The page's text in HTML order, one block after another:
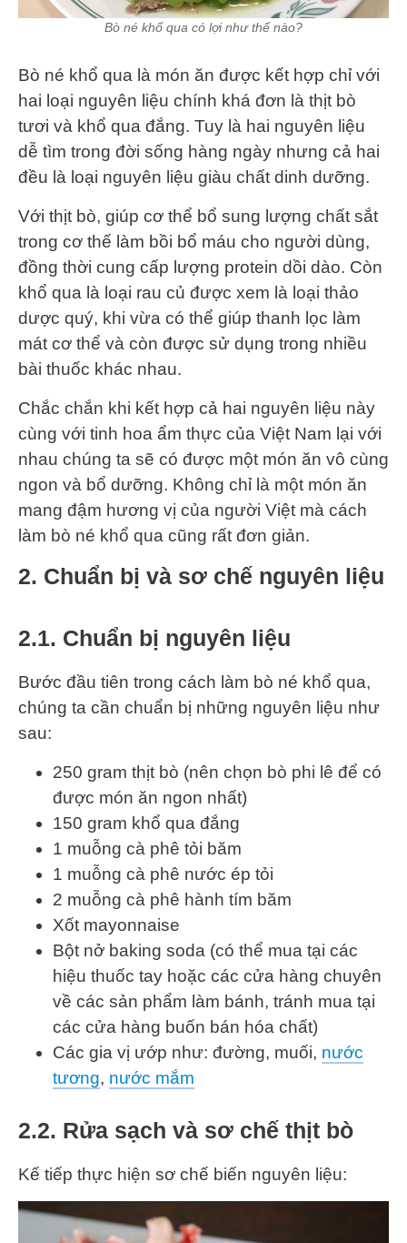
Bò né khổ qua có lợi như thế nào?
Bò né khổ qua là món ăn được kết hợp chỉ với
hai loại nguyên liệu chính khá đơn là thịt bò
tươi và khổ qua đắng. Tuy là hai nguyên liệu
dễ tìm trong đời sống hàng ngày nhưng cả hai
đều là loại nguyên liệu giàu chất dinh dưỡng.
Với thịt bò, giúp cơ thể bổ sung lượng chất sắt
trong cơ thế làm bồi bổ máu cho người dùng,
đồng thời cung cấp lượng protein dồi dào. Còn
khổ qua là loại rau củ được xem là loại thảo
dược quý, khi vừa có thể giúp thanh lọc làm
mát cơ thể và còn được sử dụng trong nhiều
bài thuốc khác nhau.
Chắc chắn khi kết hợp cả hai nguyên liệu này
cùng với tinh hoa ẩm thực của Việt Nam lại với
nhau chúng ta sẽ có được một món ăn vô cùng
ngon và bổ dưỡng. Không chỉ là một món ăn
mang đậm hương vị của người Việt mà cách
làm bò né khổ qua cũng rất đơn giản.
2. Chuẩn bị và sơ chế nguyên liệu
2.1. Chuẩn bị nguyên liệu
Bước đầu tiên trong cách làm bò né khổ qua,
chúng ta cần chuẩn bị những nguyên liệu như
sau:
250 gram thịt bò (nên chọn bò phi lê để có
được món ăn ngon nhất)
150 gram khổ qua đắng
1 muỗng cà phê tỏi băm
1 muỗng cà phê nước ép tỏi
2 muỗng cà phê hành tím băm
Xốt mayonnaise
Bột nở baking soda (có thể mua tại các
hiệu thuốc tay hoặc các cửa hàng chuyên
về các sản phẩm làm bánh, tránh mua tại
các cửa hàng buốn bán hóa chất)
Các gia vị ướp như: đường, muối, nước
tương, nước mắm
2.2. Rửa sạch và sơ chế thịt bò
Kế tiếp thực hiện sơ chế biến nguyên liệu: